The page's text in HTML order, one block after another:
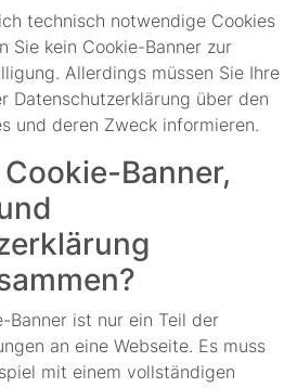
technisch notwendige Cookies
Sie kein Cookie-Banner zur
Allerdings müssen Sie Ihre
Datenschutzerklärung über den
und deren Zweck informieren.
Banner,
Banner ist nur ein Teil der
an eine Webseite. Es muss
mit einem vollständigen